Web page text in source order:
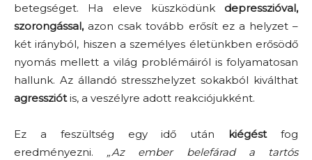
betegséget. Ha eleve küszködünk depresszióval,
szorongással,azon csak tovább erősít ez a helyzet –
két irányból, hiszen a személyes életünkben erősödő
nyomás mellett a világ problémáiról is folyamatosan
hallunk. Az állandó stresszhelyzet sokakból kiválthat
agressziótis, a veszélyre adott reakciójukként.
Ez a feszültség egy idő után kiégéstfog
eredményezni. „Az ember belefárad a tartós